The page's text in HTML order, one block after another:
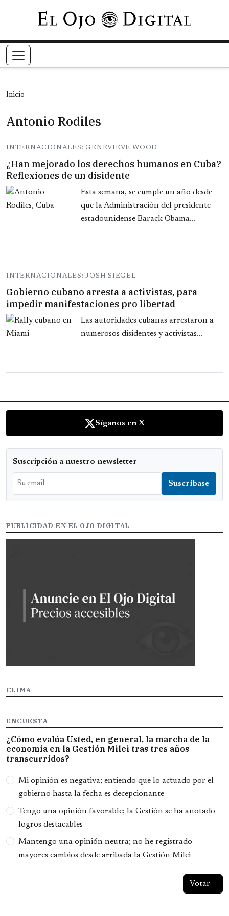
Pasar al contenido principal
Inicio
Antonio Rodiles
INTERNACIONALES: GENEVIEVE WOOD
¿Han mejorado los derechos humanos en Cuba?
Reflexiones de un disidente
Esta semana, se cumple un año desde
que la Administración del presidente
estadounidense Barack Obama...
INTERNACIONALES: JOSH SIEGEL
Gobierno cubano arresta a activistas, para
impedir manifestaciones pro libertad
Las autoridades cubanas arrestaron a
numerosos disidentes y activistas...
Síganos en X
Suscripción a nuestro newsletter
PUBLICIDAD EN EL OJO DIGITAL
CLIMA
ENCUESTA
¿Cómo evalúa Usted, en general, la marcha de la
economía en la Gestión Milei tras tres años
transcurridos?
Opciones
Mi opinión es negativa; entiendo que lo actuado por el
gobierno hasta la fecha es decepcionante
Tengo una opinión favorable; la Gestión se ha anotado
logros destacables
Mantengo una opinión neutra; no he registrado
mayores cambios desde arribada la Gestión Milei